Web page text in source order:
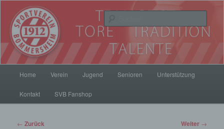
Inhalt
wechseln
SV Bommersheim 1912
Home Verein Jugend Senioren Unterstützung
Kontakt SVB Fanshop
Beitrags-
← Zurück Weiter →